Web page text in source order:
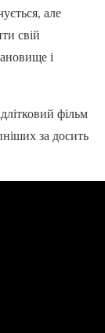
але
свій
і
фільм
за досить